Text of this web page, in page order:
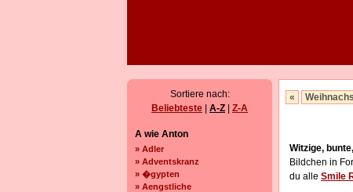
Sortiere nach:
Beliebteste
A-Z Z-A
A wie Anton
» Adler
» Adventskranz
» �gypten
» Aengstliche
«
Witzige,
Bildchen in
du alle Smile